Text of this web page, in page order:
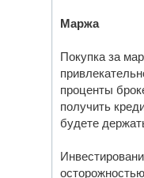
Маржа
Покупка за
проценты
получить
будете